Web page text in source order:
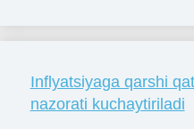
Inflyatsiyaga qarshi
nazorati kuchaytiriladi